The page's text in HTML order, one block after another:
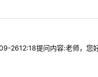
提问内容:老师，您